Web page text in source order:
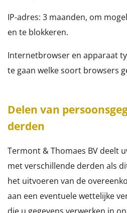
IP-adres: 3 maanden, om
en te blokkeren.
Internetbrowser en apparaat
te gaan welke soort browsers
Delen van
derden
Termont & Thomaes BV deelt
met verschillende derden als
het uitvoeren van de
aan een eventuele wettelijke